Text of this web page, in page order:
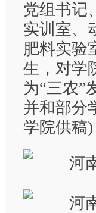
党组书记
实训室、
肥料实验
生，对学
为“三农”
并和部分
学院供稿)